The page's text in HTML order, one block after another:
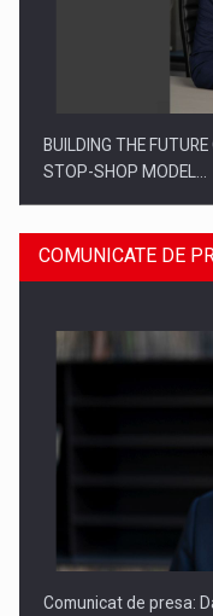
BUILDING THE
STOP-SHOP MODEL…
ROOTED IN ROMANIA,
COMUNICATE DE
Comunicat de presa: